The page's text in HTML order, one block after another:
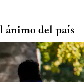
ánimo del país